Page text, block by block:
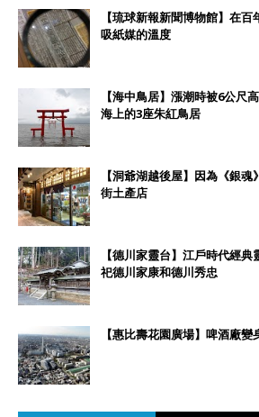
【琉球新報新聞博物館】在
吸紙媒的溫度
【海中鳥居】漲潮時被6公
海上的3座朱紅鳥居
【洞爺湖越後屋】因為《銀
街土產店
【德川家靈台】江戶時代經
祀德川家康和德川秀忠
【惠比壽花園廣場】啤酒廠